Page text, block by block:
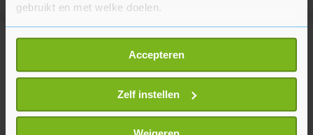
gebruikt en met welke doelen.
Als u het toestaat, willen we ook graag:
Informatie verzamelen over uw geografische
locatie, die tot een paar meter nauwkeurig kan zijn
Uw apparaat identificeren door het actief te
scannen op specifieke eigenschappen (fingerprinting)
Lees meer over hoe uw persoonlijke gegevens worden
Accepteren
Zelf instellen
Meer uit Binnenland
Hoge temperaturen op komst,
kans op vijfde regionale hittegolf